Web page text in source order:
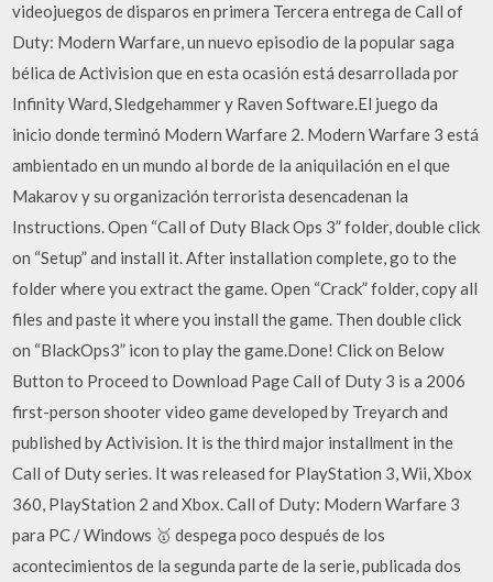
videojuegos de disparos en primera Tercera entrega de Call of
Duty: Modern Warfare, un nuevo episodio de la popular saga
bélica de Activision que en esta ocasión está desarrollada por
Infinity Ward, Sledgehammer y Raven Software.El juego da
inicio donde terminó Modern Warfare 2. Modern Warfare 3 está
ambientado en un mundo al borde de la aniquilación en el que
Makarov y su organización terrorista desencadenan la
Instructions. Open “Call of Duty Black Ops 3” folder, double click
on “Setup” and install it. After installation complete, go to the
folder where you extract the game. Open “Crack” folder, copy all
files and paste it where you install the game. Then double click
on “BlackOps3” icon to play the game.Done! Click on Below
Button to Proceed to Download Page Call of Duty 3 is a 2006
first-person shooter video game developed by Treyarch and
published by Activision. It is the third major installment in the
Call of Duty series. It was released for PlayStation 3, Wii, Xbox
360, PlayStation 2 and Xbox. Call of Duty: Modern Warfare 3
para PC / Windows 🥇 despega poco después de los
acontecimientos de la segunda parte de la serie, publicada dos